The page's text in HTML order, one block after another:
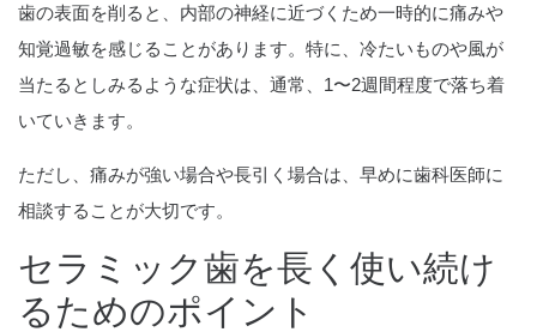
歯の表面を削ると、内部の神経に近づくため一時的に痛みや
知覚過敏を感じることがあります。特に、冷たいものや風が
当たるとしみるような症状は、通常、1〜2週間程度で落ち着
いていきます。
ただし、痛みが強い場合や長引く場合は、早めに歯科医師に
相談することが大切です。
セラミック歯を長く使い続け
るためのポイント